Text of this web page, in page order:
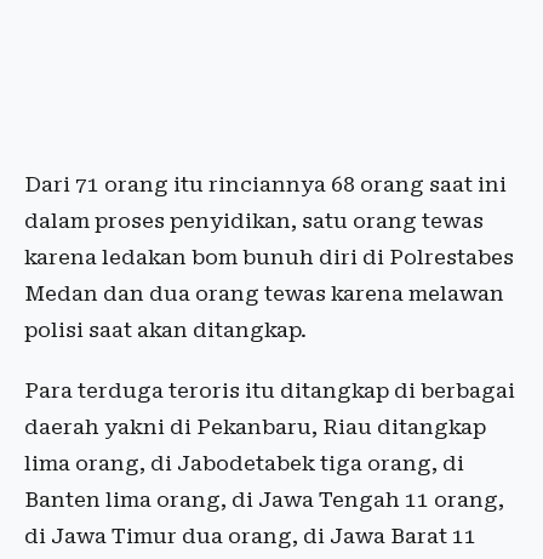
Dari 71 orang itu rinciannya 68 orang saat ini
dalam proses penyidikan, satu orang tewas
karena ledakan bom bunuh diri di Polrestabes
Medan dan dua orang tewas karena melawan
polisi saat akan ditangkap.
Para terduga teroris itu ditangkap di berbagai
daerah yakni di Pekanbaru, Riau ditangkap
lima orang, di Jabodetabek tiga orang, di
Banten lima orang, di Jawa Tengah 11 orang,
di Jawa Timur dua orang, di Jawa Barat 11